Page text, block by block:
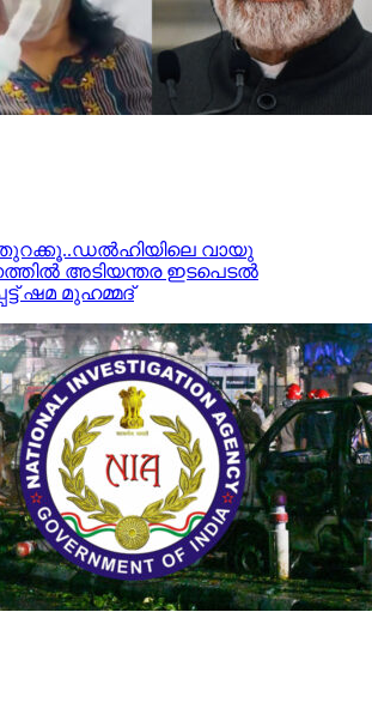
തുറക്കൂ..ഡല്‍ഹിയിലെ വായു
അടിയന്തര ഇടപെടല്‍
ഷമ മുഹമ്മദ്